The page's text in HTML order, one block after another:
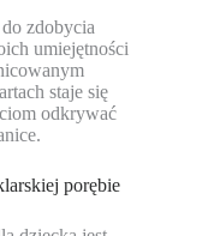
zdobycia
umiejętności
staje się
odkrywać
porębie